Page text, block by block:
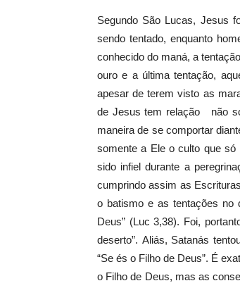
Segundo São Lucas, Jesus
sendo tentado, enquanto
conhecido do maná, a
ouro e a última tentação,
apesar de terem visto as
de Jesus tem relação não
maneira de se comportar
somente a Ele o culto que
sido infiel durante a
cumprindo assim as
o batismo e as tentações no
Deus” (Luc 3,38). Foi,
deserto”. Aliás, Satanás
“Se és o Filho de Deus”. É
o Filho de Deus, mas as